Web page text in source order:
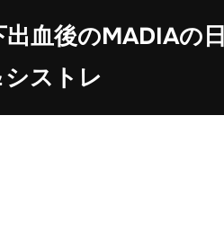
出血後のMADIAの日
ストレ